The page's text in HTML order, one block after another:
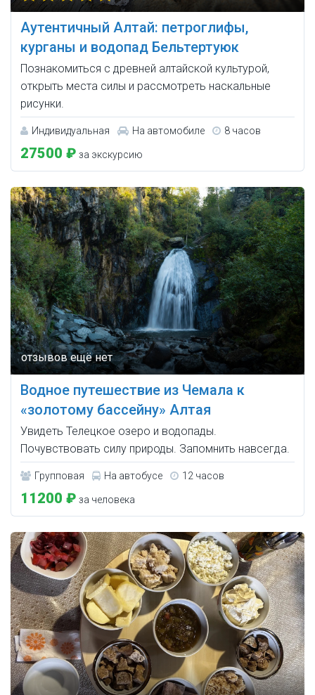
Аутентичный Алтай: петроглифы,
курганы и водопад Бельтертуюк
Познакомиться с древней алтайской культурой,
открыть места силы и рассмотреть наскальные
рисунки.
Индивидуальная На автомобиле 8 часов
27500 ₽ за экскурсию
Водное путешествие из Чемала к
«золотому бассейну» Алтая
Увидеть Телецкое озеро и водопады.
Почувствовать силу природы. Запомнить навсегда.
Групповая На автобусе 12 часов
11200 ₽ за человека